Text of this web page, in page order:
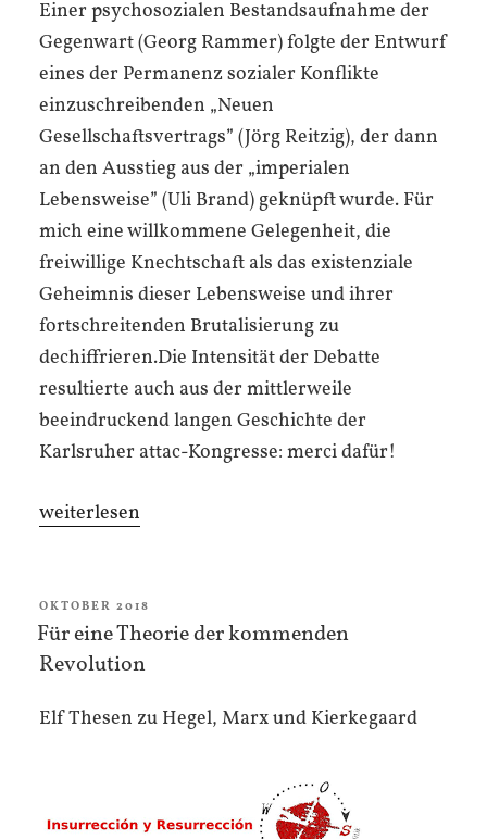
Einer psychosozialen Bestandsaufnahme der
Gegenwart (Georg Rammer) folgte der Entwurf
eines der Permanenz sozialer Konflikte
einzuschreibenden „Neuen
Gesellschaftsvertrags” (Jörg Reitzig), der dann
an den Ausstieg aus der „imperialen
Lebensweise” (Uli Brand) geknüpft wurde. Für
mich eine willkommene Gelegenheit, die
freiwillige Knechtschaft als das existenziale
Geheimnis dieser Lebensweise und ihrer
fortschreitenden Brutalisierung zu
dechiffrieren.Die Intensität der Debatte
resultierte auch aus der mittlerweile
beeindruckend langen Geschichte der
Karlsruher attac-Kongresse: merci dafür!
„Existenzökologie:
wir
der
Geschichte
Subjekt?“
weiterlesen
VERÖFFENTLICHT
AM
OKTOBER 2018
Für eine Theorie der kommenden
Revolution
Elf Thesen zu Hegel, Marx und Kierkegaard